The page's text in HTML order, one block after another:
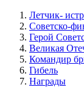
Летчик-
Советско-
Герой
Великая
Командир
Гибель
Награды